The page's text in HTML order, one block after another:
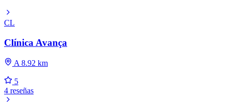
CL
Clínica Avança
A 8.92 km
5
4 reseñas